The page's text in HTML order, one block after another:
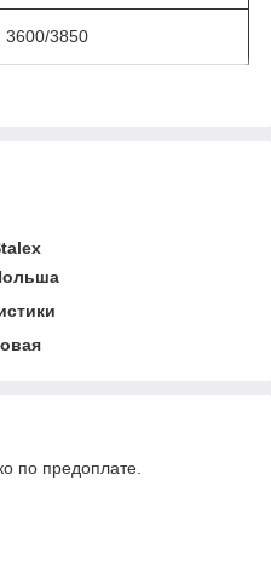
3600/3850
по предоплате.